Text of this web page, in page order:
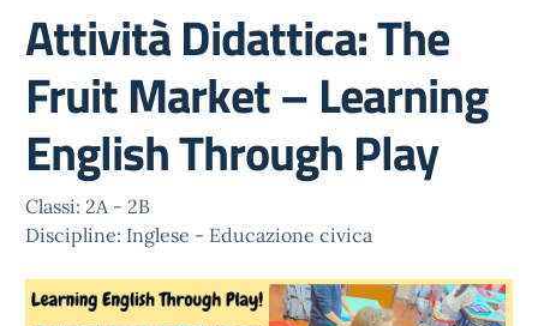
Attività Didattica: The
Fruit Market – Learning
English Through Play
Classi: 2A - 2B
Discipline: Inglese - Educazione civica